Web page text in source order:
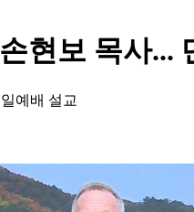
현보 목사...
예배 설교